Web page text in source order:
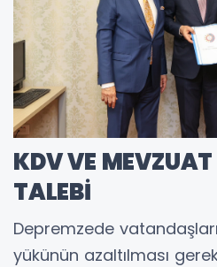
KDV VE MEVZUAT
TALEBİ
Depremzede
yükünün azaltılması